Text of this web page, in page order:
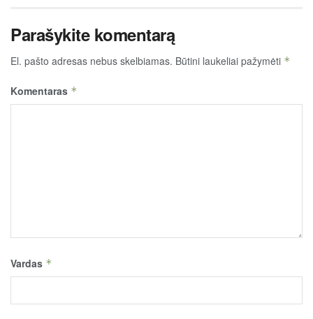
Parašykite komentarą
El. pašto adresas nebus skelbiamas. Būtini laukeliai pažymėti *
Komentaras *
Vardas *